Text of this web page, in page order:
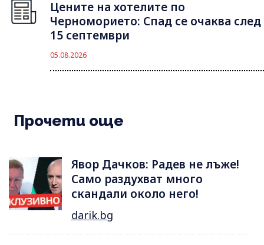
Цените на хотелите по
Черноморието: Спад се очаква след
15 септември
05.08.2026
Прочети още
Явор Дачков: Радев не лъже!
Само раздухват много
скандали около него!
darik.bg